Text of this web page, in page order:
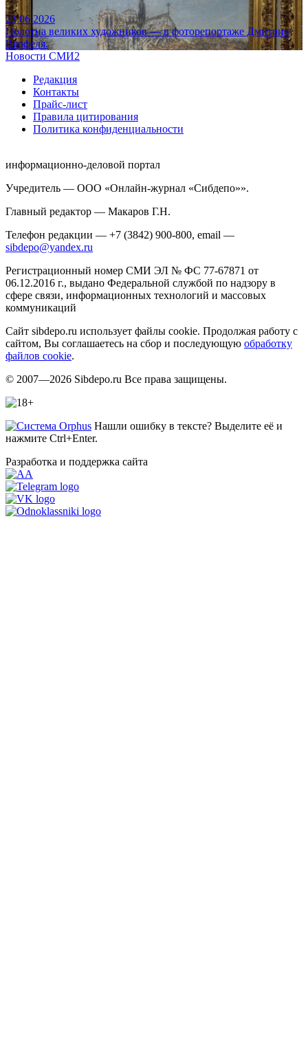
23.06.2026
Полотна великих художников — в фоторепортаже Дмитрия
Верфеля.
Новости СМИ2
Редакция
Контакты
Прайс-лист
Правила цитирования
Политика конфиденциальности
информационно-деловой портал
Учредитель — ООО «Онлайн-журнал «Сибдепо»».
Главный редактор — Макаров Г.Н.
Телефон редакции — +7 (3842) 900-800, email —
sibdepo@yandex.ru
Регистрационный номер СМИ ЭЛ № ФС 77-67871 от
06.12.2016 г., выдано Федеральной службой по надзору в
сфере связи, информационных технологий и массовых
коммуникаций
Сайт sibdepo.ru использует файлы cookie. Продолжая работу с
сайтом, Вы соглашаетесь на сбор и последующую обработку
файлов cookie.
© 2007—2026 Sibdepo.ru Все права защищены.
Нашли ошибку в тексте? Выделите её и
нажмите Ctrl+Enter.
Разработка и поддержка сайта